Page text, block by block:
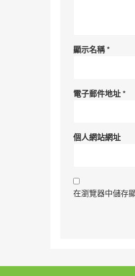
顯示名稱*
電子郵件地址*
個人網站網址
在瀏覽器中儲存